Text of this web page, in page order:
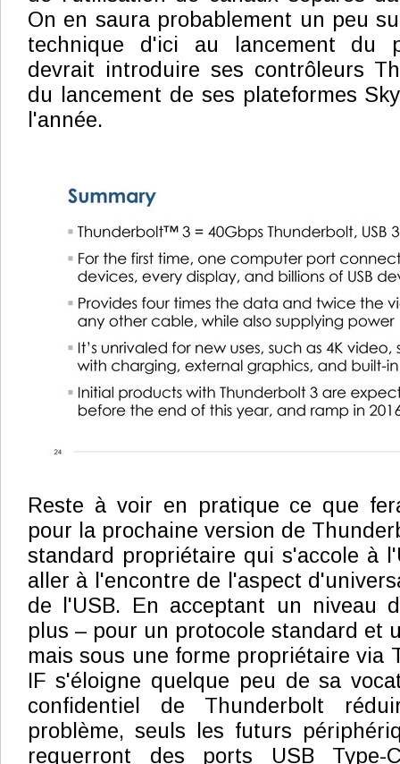
On en saura probablement un peu
technique d'ici au lancement du
devrait introduire ses contrôleurs
du lancement de ses plateformes
l'année.
Reste à voir en pratique ce que
pour la prochaine version de
standard propriétaire qui s'accole à
aller à l'encontre de l'aspect
de l'USB. En acceptant un niveau
plus – pour un protocole standard et
mais sous une forme propriétaire via
IF s'éloigne quelque peu de sa
confidentiel de Thunderbolt
problème, seuls les futurs
requerront des ports USB